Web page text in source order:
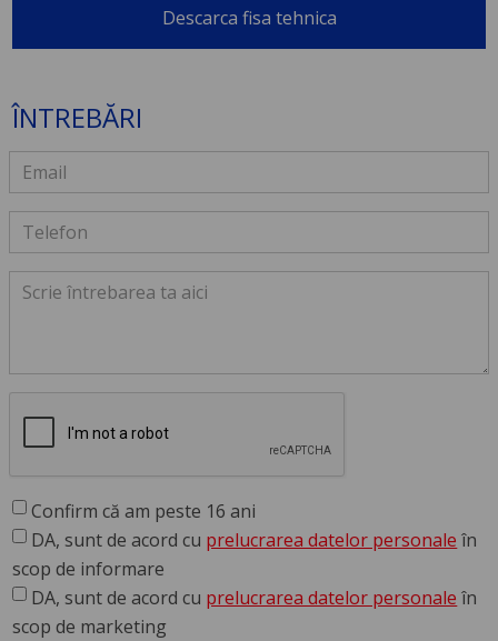
Descarca fisa tehnica
ÎNTREBĂRI
Confirm că am peste 16 ani
DA, sunt de acord cu prelucrarea datelor personale în
scop de informare
DA, sunt de acord cu prelucrarea datelor personale în
scop de marketing